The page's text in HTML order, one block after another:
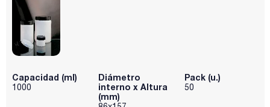
Capacidad (ml)
1000
Diámetro
interno x Altura
(mm)
Pack (u.)
50